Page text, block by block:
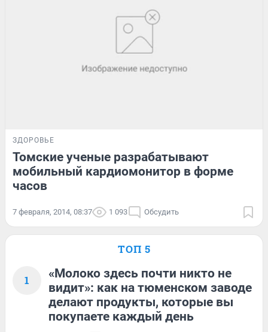
ЗДОРОВЬЕ
Томские ученые разрабатывают
мобильный кардиомонитор в форме
часов
7 февраля, 2014, 08:37 1 093 Обсудить
ТОП 5
1
«Молоко здесь почти никто не
видит»: как на тюменском заводе
делают продукты, которые вы
покупаете каждый день